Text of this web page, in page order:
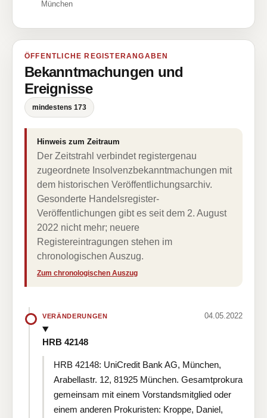
München
ÖFFENTLICHE REGISTERANGABEN
Bekanntmachungen und
Ereignisse
mindestens 173
Hinweis zum Zeitraum
Der Zeitstrahl verbindet registergenau
zugeordnete Insolvenzbekanntmachungen mit
dem historischen Veröffentlichungsarchiv.
Gesonderte Handelsregister-
Veröffentlichungen gibt es seit dem 2. August
2022 nicht mehr; neuere
Registereintragungen stehen im
chronologischen Auszug.
Zum chronologischen Auszug
VERÄNDERUNGEN 04.05.2022
HRB 42148
HRB 42148: UniCredit Bank AG, München,
Arabellastr. 12, 81925 München. Gesamtprokura
gemeinsam mit einem Vorstandsmitglied oder
einem anderen Prokuristen: Kroppe, Daniel,